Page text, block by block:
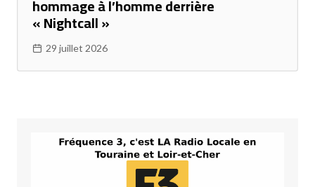
hommage à l’homme derrière
« Nightcall »
29 juillet 2026